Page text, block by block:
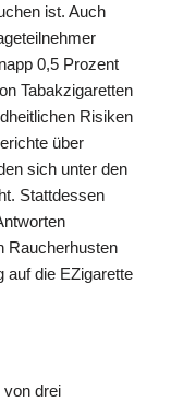
ist. Auch
0,5 Prozent
Tabakzigaretten
Risiken
über
sich unter den
Stattdessen
Raucherhusten
auf die EZigarette
drei